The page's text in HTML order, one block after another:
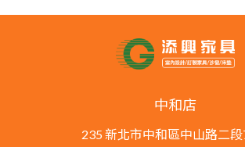
中和店
235 新北市中和區中山路二